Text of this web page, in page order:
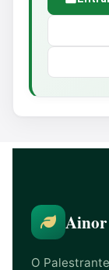
O